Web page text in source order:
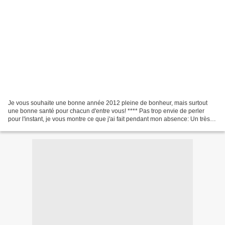
Je vous souhaite une bonne année 2012 pleine de bonheur, mais surtout
une bonne santé pour chacun d'entre vous! **** Pas trop envie de perler
pour l'instant, je vous montre ce que j'ai fait pendant mon absence: Un très